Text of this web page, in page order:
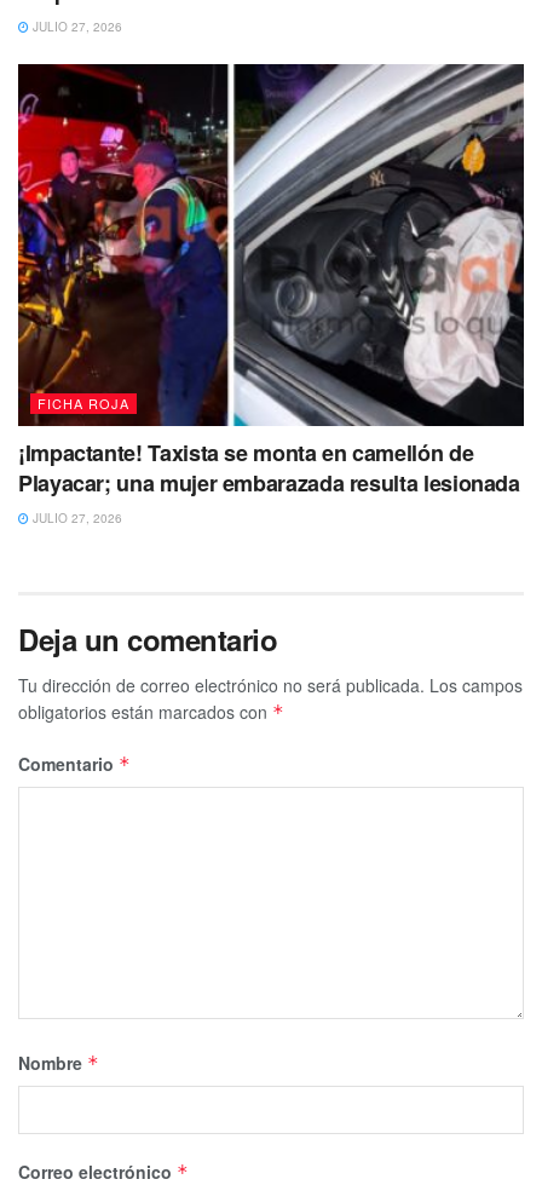
JULIO 27, 2026
FICHA ROJA
¡Impactante! Taxista se monta en camellón de
Playacar; una mujer embarazada resulta lesionada
JULIO 27, 2026
Deja un comentario
Tu dirección de correo electrónico no será publicada. Los campos
obligatorios están marcados con *
Comentario *
Nombre *
Correo electrónico *